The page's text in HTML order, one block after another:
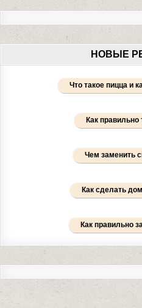
НОВЫЕ
Что такое пицца и
Как
Чем заменить
Как сделать
Как правильно